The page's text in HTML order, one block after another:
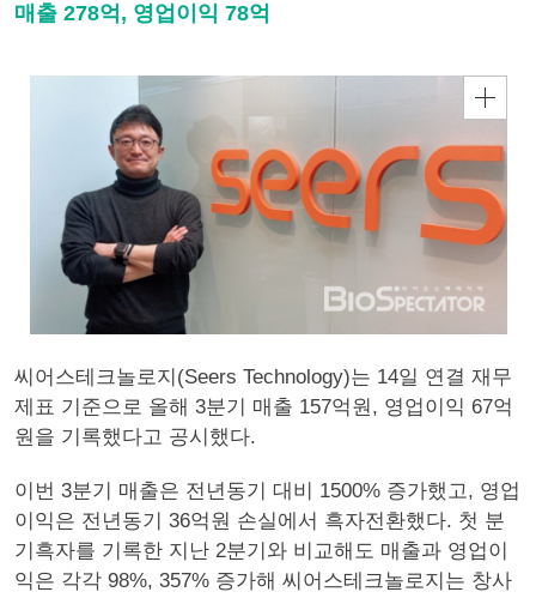
매출 278억, 영업이익 78억
씨어스테크놀로지(Seers Technology)는 14일 연결 재무
제표 기준으로 올해 3분기 매출 157억원, 영업이익 67억
원을 기록했다고 공시했다.
이번 3분기 매출은 전년동기 대비 1500% 증가했고, 영업
이익은 전년동기 36억원 손실에서 흑자전환했다. 첫 분
기흑자를 기록한 지난 2분기와 비교해도 매출과 영업이
익은 각각 98%, 357% 증가해 씨어스테크놀로지는 창사